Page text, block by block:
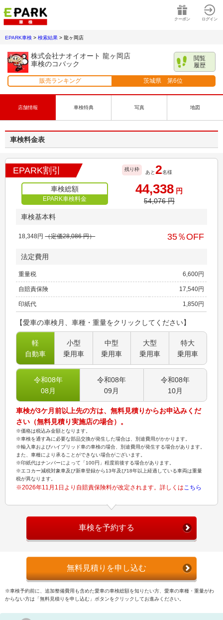
クーポン ログイン
EPARK車検 > 検索結果 > 龍ヶ岡店
株式会社ナオイオート 龍ヶ岡店
車検のコバック
閲覧
履歴
販売ランキング 茨城県 第6位
店舗情報 車検特典 写真 地図
車検料金表
EPARK割引 残り枠
あと2名様
車検総額
EPARK車検料金
44,338 円
54,076円
車検基本料
18,348円 （定価28,086円） 35％OFF
法定費用
重量税 6,600円
自賠責保険 17,540円
印紙代 1,850円
【愛車の車検月、車種・重量をクリックしてください】
軽
自動車
小型
乗用車
中型
乗用車
大型
乗用車
特大
乗用車
令和08年
08 月
令和08年
09 月
令和08年
10月
車検が3ケ月前以上先の方は、無料見積りからお申込みくだ
さい（無料見積り実施店の場合）。
※価格は税込み金額となります。
※車検を通す為に必要な部品交換が発生した場合は、別途費用がかかります。
※輸入車およびハイブリッド車の車検の場合、別途費用が発生する場合があります。
また、車種により承ることができない場合がございます。
※印紙代はナンバーによって「100円」程度前後する場合があります。
※エコカー減税対象車及び新車登録から13年及び18年以上経過している車両は重量
税が異なります。
※2026年11月1日より自賠責保険料が改定されます。詳しくは こちら
車検を予約する
無料見積りを申し込む
※車検予約前に、追加整備費用も含めた愛車の車検総額を知りたい方、愛車の車種・重量がわ
からない方は「無料見積りを申し込む」ボタンをクリックしてお進みください。